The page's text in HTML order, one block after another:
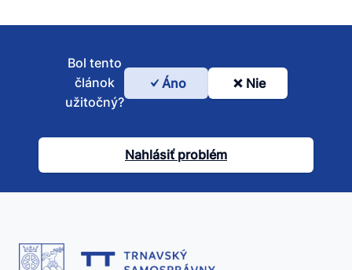
Bol
článok
užitočný?
Bol tento
článok
užitočný?
Áno Nie
Nahlásiť problém